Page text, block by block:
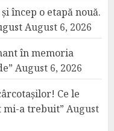
încep o etapă nouă.
August 6, 2026
în memoria
August 6, 2026
Ce le
mi-a trebuit” August